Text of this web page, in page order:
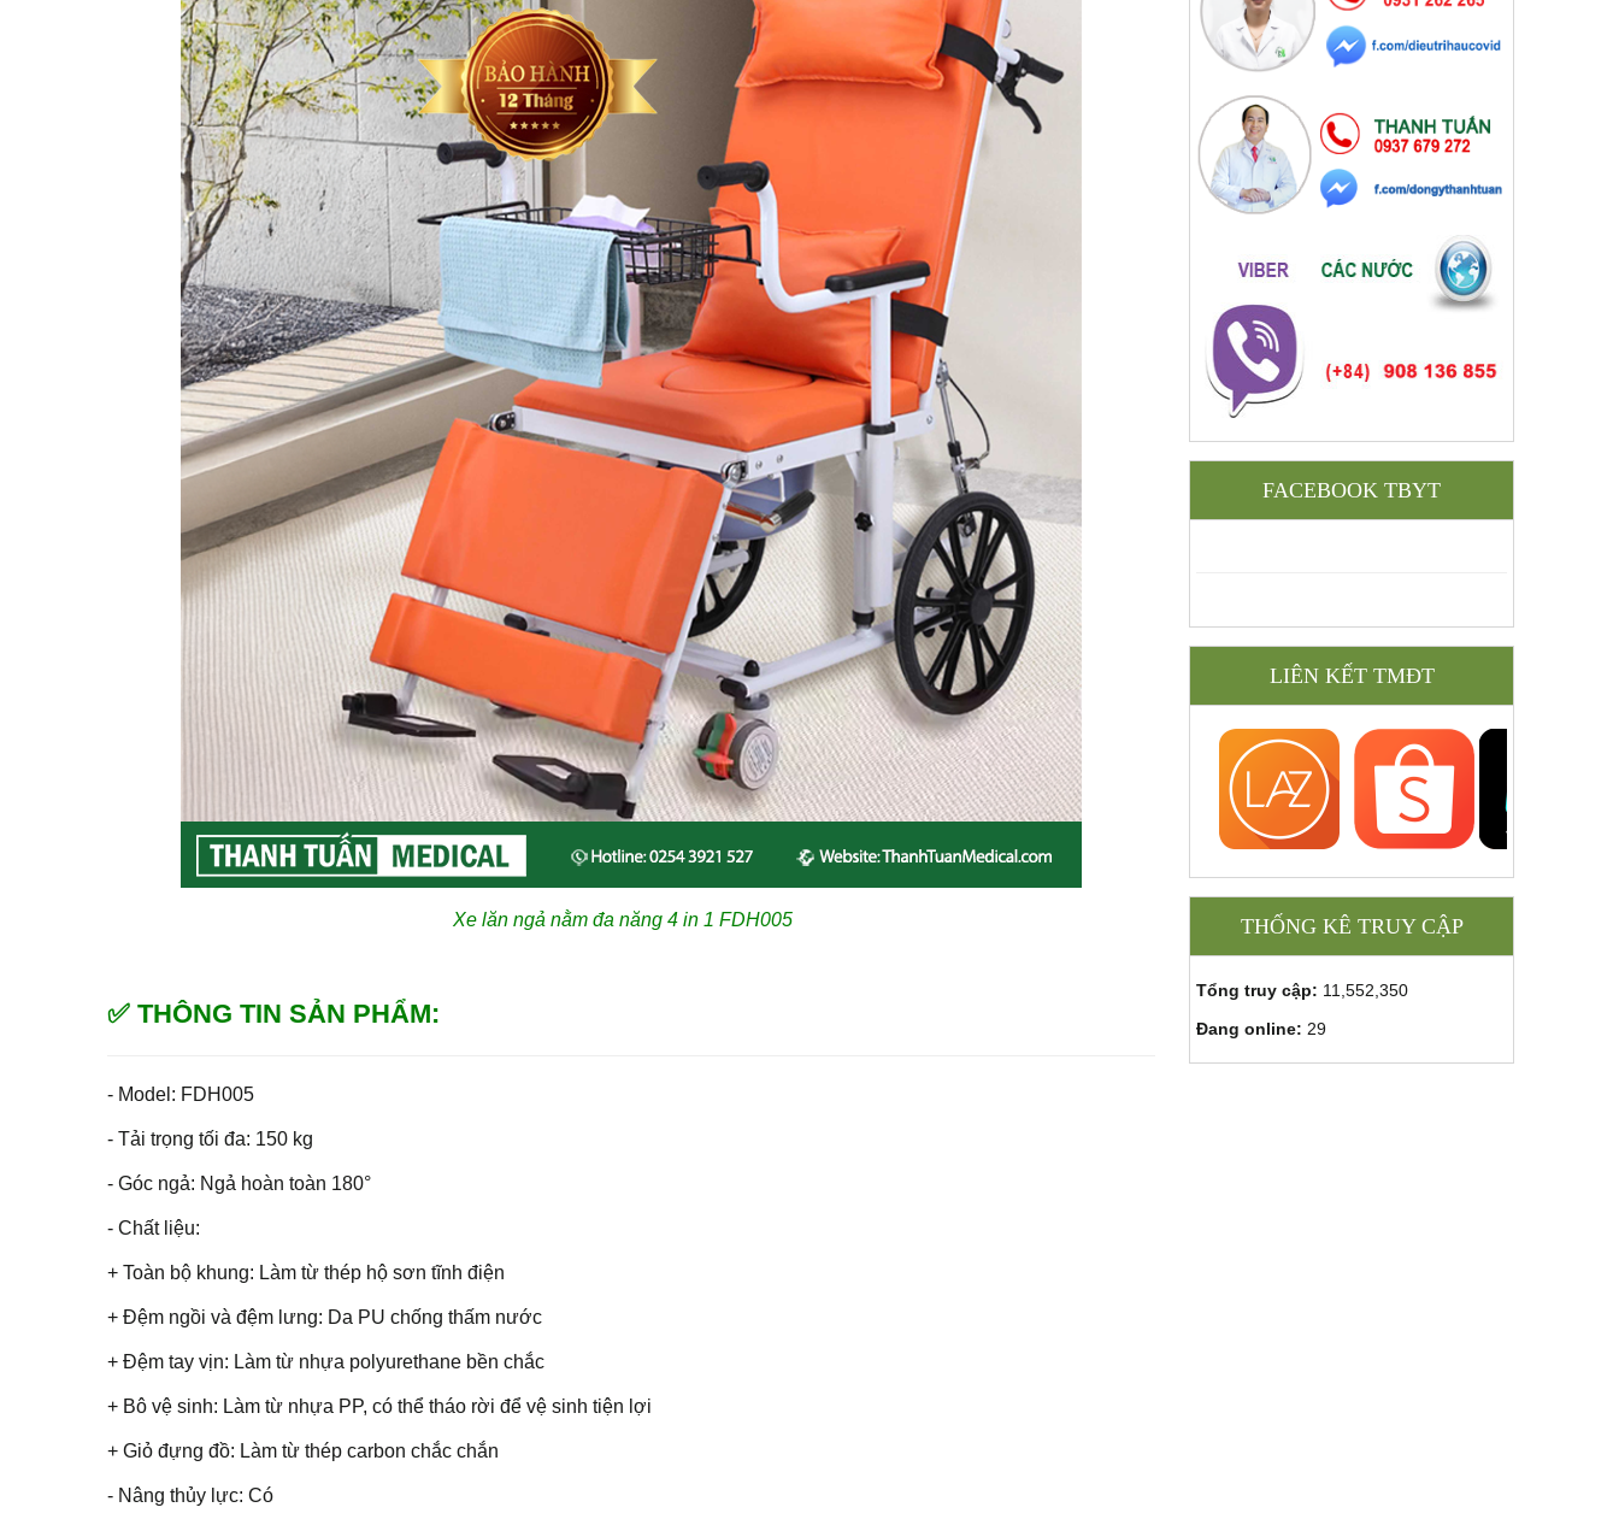
Xe lăn ngả nằm đa năng 4 in 1 FDH005
✅ THÔNG TIN SẢN PHẨM:
- Model: FDH005
- Tải trọng tối đa: 150 kg
- Góc ngả: Ngả hoàn toàn 180°
- Chất liệu:
+ Toàn bộ khung: Làm từ thép hộ sơn tĩnh điện
+ Đệm ngồi và đệm lưng: Da PU chống thấm nước
+ Đệm tay vịn: Làm từ nhựa polyurethane bền chắc
+ Bô vệ sinh: Làm từ nhựa PP, có thể tháo rời để vệ sinh tiện lợi
+ Giỏ đựng đồ: Làm từ thép carbon chắc chắn
- Nâng thủy lực: Có
FACEBOOK TBYT
LIÊN KẾT TMĐT
THỐNG KÊ TRUY CẬP
Tổng truy cập: 11,552,350
Đang online: 29